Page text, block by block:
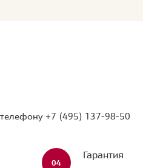
+7 (495) 137-98-50
04
Гарантия